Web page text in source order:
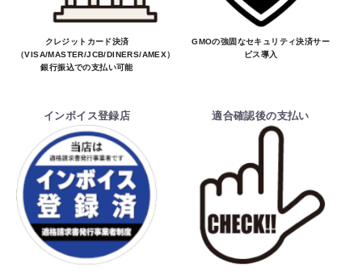
クレジットカード決済
（VISA/MASTER/JCB/DINERS/AMEX）、
銀行振込での支払い可能
GMOの強固なセキュリティ決済サー
ビス導入
インボイス登録店 適合確認後の支払い